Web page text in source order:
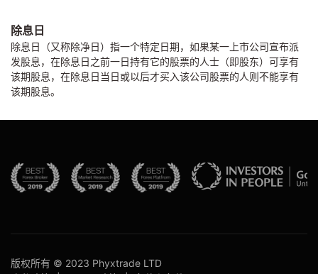
除息日
除息日（又称除净日）指一个特定日期，如果某一上市公司宣布派
发股息，在除息日之前一日持有它的股票的人士（即股东）可享有
该期股息，在除息日当日或以后才买入该公司股票的人则不能享有
该期股息。
版权所有 © 2023 Phyxtrade LTD